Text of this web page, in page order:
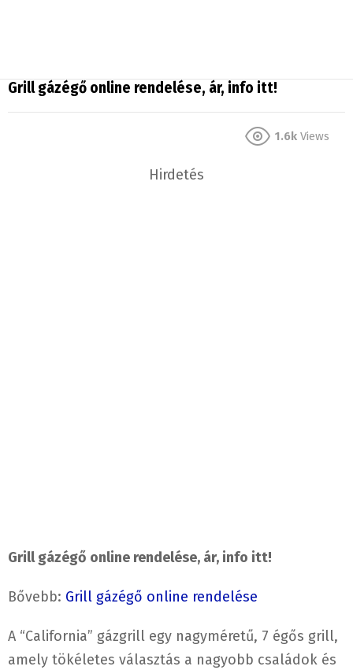
Grill gázégő online rendelése, ár, info itt!
1.6k Views
Hirdetés
Grill gázégő online rendelése, ár, info itt!
Bővebb: Grill gázégő online rendelése
A “California” gázgrill egy nagyméretű, 7 égős grill,
amely tökéletes választás a nagyobb családok és